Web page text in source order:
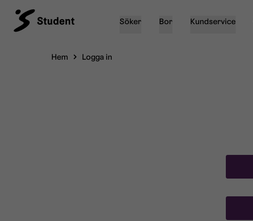
Söker Bor Kundservice
Hem Logga in